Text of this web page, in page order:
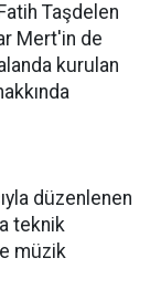
Taşdelen
Mert'in de
kurulan
düzenlenen
teknik
müzik